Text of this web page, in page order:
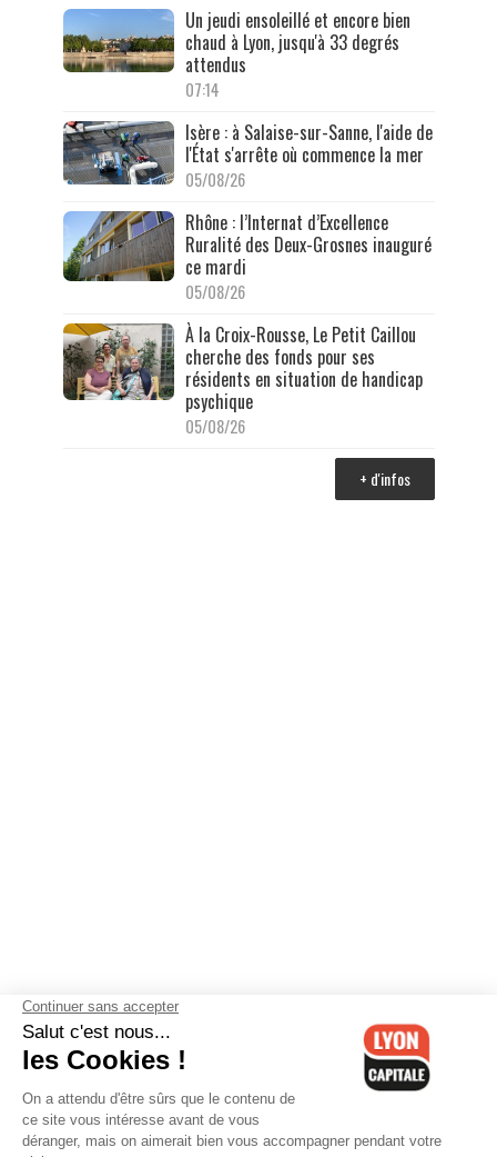
Un jeudi ensoleillé et encore bien
chaud à Lyon, jusqu'à 33 degrés
attendus
07:14
Isère : à Salaise-sur-Sanne, l'aide de
l'État s'arrête où commence la mer
05/08/26
Rhône : l’Internat d’Excellence
Ruralité des Deux-Grosnes inauguré
ce mardi
05/08/26
À la Croix-Rousse, Le Petit Caillou
cherche des fonds pour ses
résidents en situation de handicap
psychique
05/08/26
+ d'infos